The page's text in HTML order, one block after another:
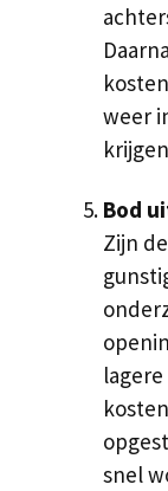
weer
Bod
Zijn
snel